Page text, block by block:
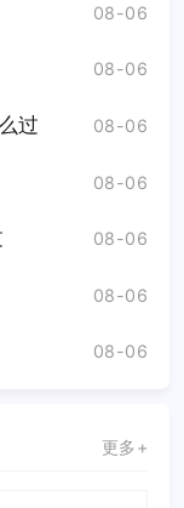
08-06
08-06
过 08-06
08-06
08-06
08-06
08-06
更多+